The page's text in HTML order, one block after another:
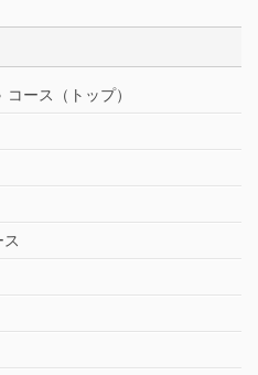
コース（トップ）